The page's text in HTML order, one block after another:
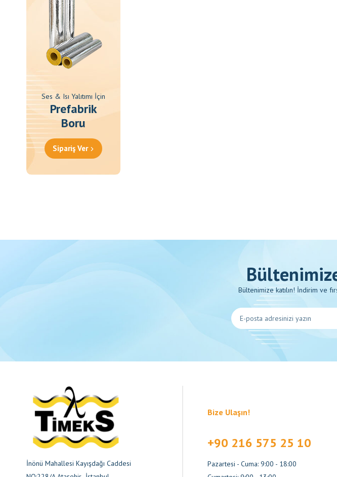
Bostik
Spstar
Ses & Isı Yalıtımı İçin
Prefabrik
Boru
Sipariş Ver
Bültenimize katılın! İndirim ve
İnönü Mahallesi Kayışdağı Caddesi
Bize Ulaşın!
+90 216 575 25 10
Pazartesi - Cuma: 9:00 - 18:00